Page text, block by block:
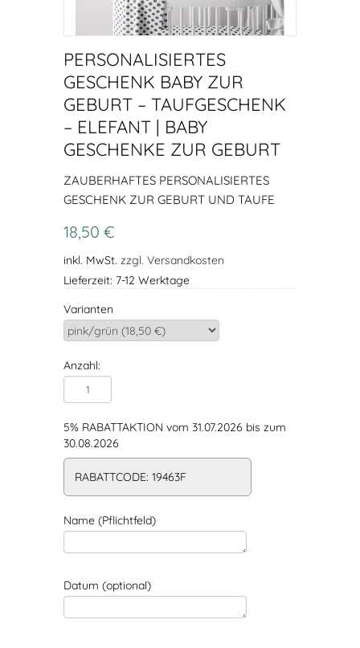
PERSONALISIERTES
GESCHENK BABY ZUR
GEBURT – TAUFGESCHENK
– ELEFANT | BABY
GESCHENKE ZUR GEBURT
ZAUBERHAFTES PERSONALISIERTES
GESCHENK ZUR GEBURT UND TAUFE
18,50 €
inkl. MwSt. zzgl. Versandkosten
Lieferzeit: 7-12 Werktage
Varianten
Anzahl:
5% RABATTAKTION vom 31.07.2026 bis zum
30.08.2026
RABATTCODE: 19463F
Name (Pflichtfeld)
Datum (optional)